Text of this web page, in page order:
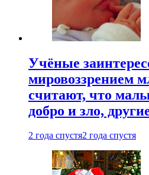
Учёные
мировоззрением
считают, что
добро и зло,
2 года спустя2 года спустя